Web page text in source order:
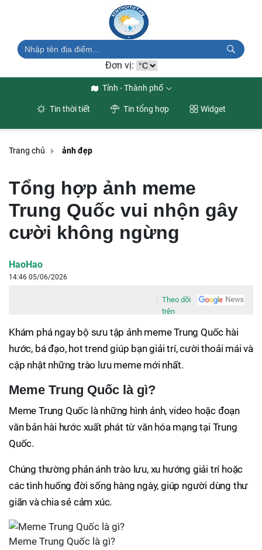
Đơn vị:
Tỉnh - Thành phố
Tin thời tiết Tin tổng hợp Widget
Trang chủ ảnh đẹp
Tổng hợp ảnh meme
Trung Quốc vui nhộn gây
cười không ngừng
HaoHao
14:46 05/06/2026
Theo dõi
trên
Khám phá ngay bộ sưu tập ảnh meme Trung Quốc hài
hước, bá đạo, hot trend giúp bạn giải trí, cười thoải mái và
cập nhật những trào lưu meme mới nhất.
Meme Trung Quốc là gì?
Meme Trung Quốc là những hình ảnh, video hoặc đoạn
văn bản hài hước xuất phát từ văn hóa mạng tại Trung
Quốc.
Chúng thường phản ánh trào lưu, xu hướng giải trí hoặc
các tình huống đời sống hàng ngày, giúp người dùng thư
giãn và chia sẻ cảm xúc.
Meme Trung Quốc là gì?